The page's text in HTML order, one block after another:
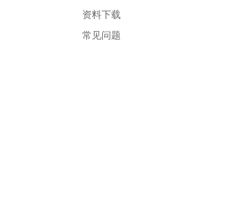
资料下载
常见问题